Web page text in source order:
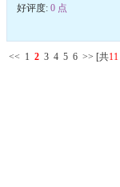
好评度: 0 点
<< 1 2 3 4 5 6 >> [共11